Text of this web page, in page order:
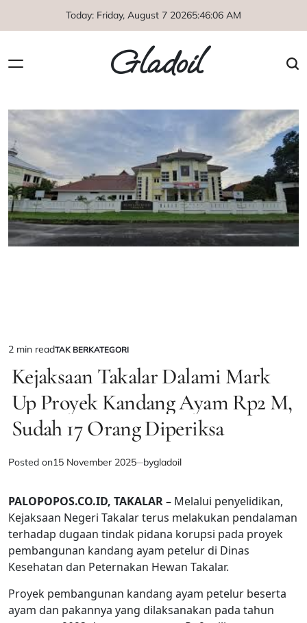
Today: Friday, August 7 20265:46:07 AM
Gladoil
Estimated
read
time
2 min readPOSTED
TAK BERKATEGORI
Kejaksaan Takalar Dalami Mark
Up Proyek Kandang Ayam Rp2 M,
Sudah 17 Orang Diperiksa
Posted on15 November 2025 bygladoil
PALOPOPOS.CO.ID, TAKALAR – Melalui penyelidikan,
Kejaksaan Negeri Takalar terus melakukan pendalaman
terhadap dugaan tindak pidana korupsi pada proyek
pembangunan kandang ayam petelur di Dinas
Kesehatan dan Peternakan Hewan Takalar.‎
‎Proyek pembangunan kandang ayam petelur beserta
ayam dan pakannya yang dilaksanakan pada tahun